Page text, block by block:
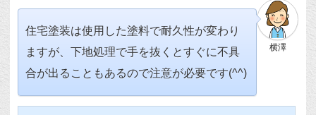
横澤
住宅塗装は使用した塗料で耐久性が変わり
ますが、下地処理で手を抜くとすぐに不具
合が出ることもあるので注意が必要です(^^)